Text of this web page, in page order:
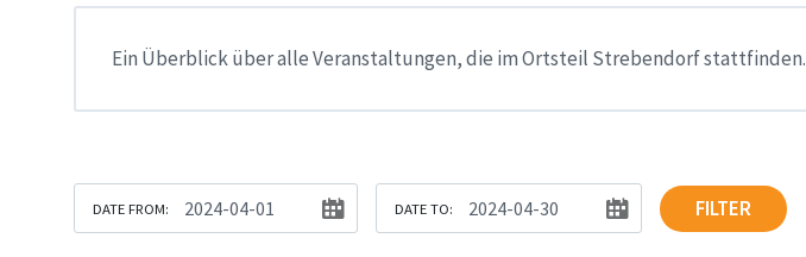
Ein Überblick über alle Veranstaltungen, die im Ortsteil Strebendorf stattfinden.
DATE FROM: DATE TO: FILTER